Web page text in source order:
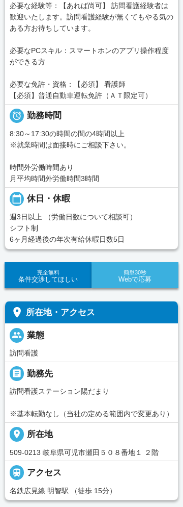
必要な経験等：【あれば尚可】 訪問看護経験者は
歓迎いたします。訪問看護経験が無くてもやる気の
ある方お待ちしています。
必要なPCスキル：スマートホンのアプリ操作程度
ができる方
必要な免許・資格：【必須】 看護師
【必須】普通自動車運転免許（ＡＴ限定可）
 勤務時間
8:30～17:30の時間の間の4時間以上
※就業時間は面接時にご相談下さい。
時間外労働時間あり
月平均時間外労働時間3時間
calendar_today 休日・休暇
週3日以上 （労働日数について相談可）
シフト制
6ヶ月経過後の年次有給休暇日数5日
完全無料
条件交渉してほしい
簡単30秒
Webで応募
place 所在地・アクセス
people 業態
訪問看護
_pin
勤務先
訪問看護ステーション陽だまり
※基本転勤なし（当社の定める範囲内で変更あり）
place 所在地
509-0213 岐阜県可児市瀬田５０８番地１ ２階
 アクセス
名鉄広見線 明智駅 （徒歩 15分）